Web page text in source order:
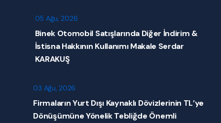
05 Ağu, 2026
Binek Otomobil Satışlarında Diğer İndirim &
İstisna Hakkının Kullanımı Makale Serdar
KARAKUŞ
03 Ağu, 2026
Firmaların Yurt Dışı Kaynaklı Dövizlerinin TL’ye
Dönüşümüne Yönelik Tebliğde Önemli